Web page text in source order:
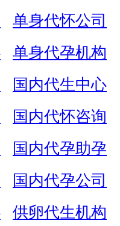
单身代怀公司
单身代孕机构
国内代生中心
国内代怀咨询
国内代孕助孕
国内代孕公司
供卵代生机构